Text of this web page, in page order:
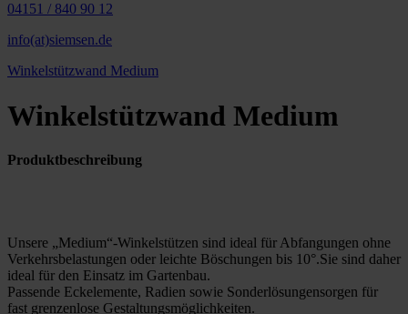
04151 / 840 90 12
info(at)siemsen.de
Winkelstützwand Medium
Winkelstützwand Medium
Produktbeschreibung
Unsere „Medium“-Winkelstützen sind ideal für Abfangungen ohne
Verkehrsbelastungen oder leichte Böschungen bis 10°.Sie sind daher
ideal für den Einsatz im Gartenbau.
Passende Eckelemente, Radien sowie Sonderlösungensorgen für
fast grenzenlose Gestaltungsmöglichkeiten.